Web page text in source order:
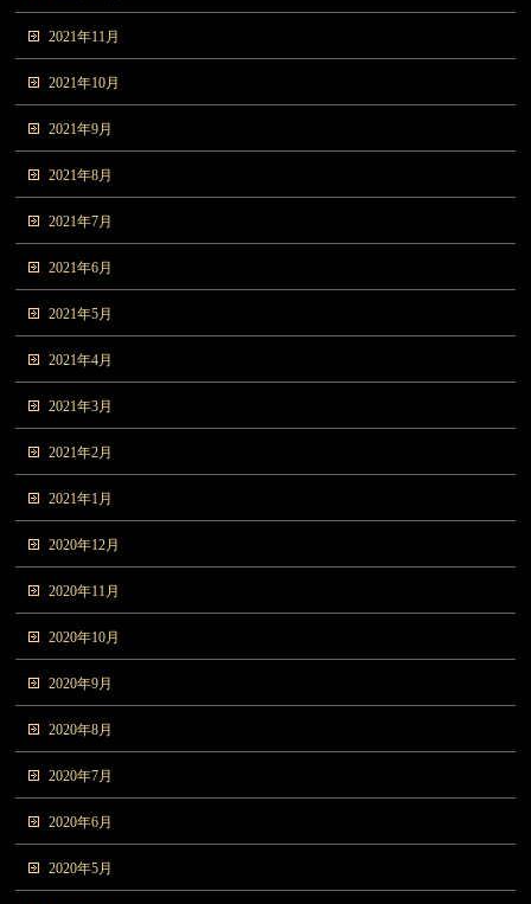
2021年11月
2021年10月
2021年9月
2021年8月
2021年7月
2021年6月
2021年5月
2021年4月
2021年3月
2021年2月
2021年1月
2020年12月
2020年11月
2020年10月
2020年9月
2020年8月
2020年7月
2020年6月
2020年5月